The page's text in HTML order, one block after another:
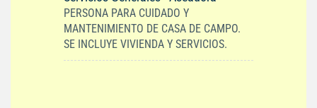
PERSONA PARA CUIDADO Y
MANTENIMIENTO DE CASA DE CAMPO.
SE INCLUYE VIVIENDA Y SERVICIOS.